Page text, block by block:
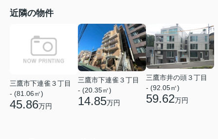
近隣の物件
三鷹市下連雀３丁目
- (81.06㎡)
45.86万円
三鷹市下連雀３丁目
- (20.35㎡)
14.85万円
三鷹市井の頭３丁目
- (92.05㎡)
59.62万円